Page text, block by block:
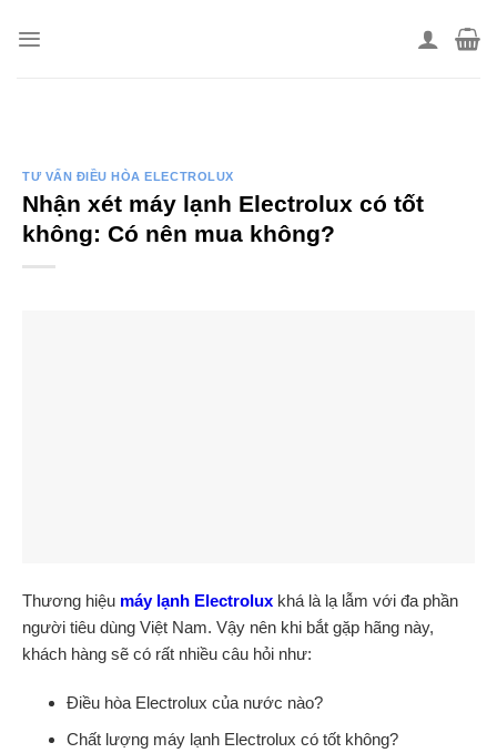
TƯ VẤN ĐIỀU HÒA ELECTROLUX
Nhận xét máy lạnh Electrolux có tốt
không: Có nên mua không?
Thương hiệu máy lạnh Electrolux khá là lạ lẫm với đa phần
người tiêu dùng Việt Nam. Vậy nên khi bắt gặp hãng này,
khách hàng sẽ có rất nhiều câu hỏi như:
Điều hòa Electrolux của nước nào?
Chất lượng máy lạnh Electrolux có tốt không?